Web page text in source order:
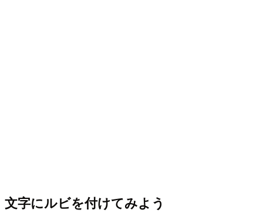
文字にルビを付けてみよう